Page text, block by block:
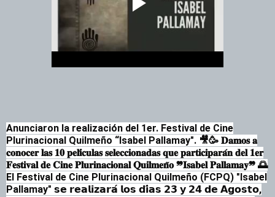
Anunciaron la realización del 1er. Festival de Cine
Plurinacional Quilmeño “Isabel Pallamay". 🎥🥳 𝐃𝐚𝐦𝐨𝐬 𝐚
𝐜𝐨𝐧𝐨𝐜𝐞𝐫 𝐥𝐚𝐬 𝟏𝟎 𝐩𝐞𝐥𝐢́𝐜𝐮𝐥𝐚𝐬 𝐬𝐞𝐥𝐞𝐜𝐜𝐢𝐨𝐧𝐚𝐝𝐚𝐬 𝐪𝐮𝐞 𝐩𝐚𝐫𝐭𝐢𝐜𝐢𝐩𝐚𝐫𝐚́𝐧 𝐝𝐞𝐥 𝟏𝐞𝐫
𝐅𝐞𝐬𝐭𝐢𝐯𝐚𝐥 𝐝𝐞 𝐂𝐢𝐧𝐞 𝐏𝐥𝐮𝐫𝐢𝐧𝐚𝐜𝐢𝐨𝐧𝐚𝐥 𝐐𝐮𝐢𝐥𝐦𝐞𝐧̃𝐨 ❞𝐈𝐬𝐚𝐛𝐞𝐥 𝐏𝐚𝐥𝐥𝐚𝐦𝐚𝐲❞ 🌅
El Festival de Cine Plurinacional Quilmeño (FCPQ) "Isabel
Pallamay" 𝘀𝗲 𝗿𝗲𝗮𝗹𝗶𝘇𝗮𝗿𝗮́ 𝗹𝗼𝘀 𝗱𝗶́𝗮𝘀 𝟮𝟯 𝘆 𝟮𝟰 𝗱𝗲 𝗔𝗴𝗼𝘀𝘁𝗼,